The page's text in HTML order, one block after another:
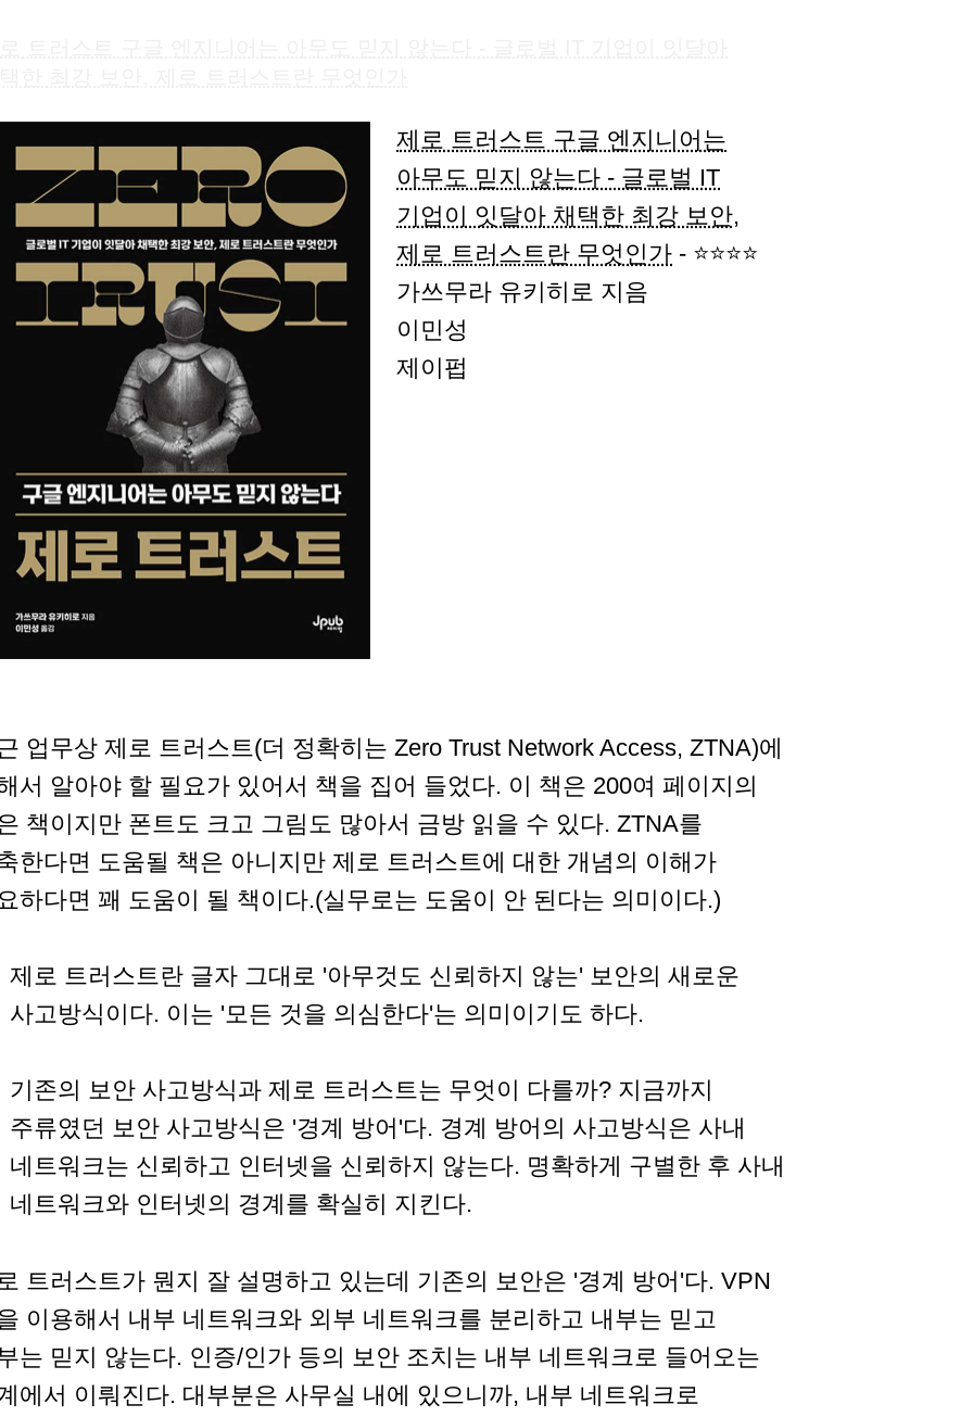
제로 트러스트 구글 엔지니어는
아무도 믿지 않는다 - 글로벌 IT
기업이 잇달아 채택한 최강 보안,
제로 트러스트란 무엇인가 - ⭐⭐⭐⭐
가쓰무라 유키히로 지음
이민성
제이펍
업무상 제로 트러스트(더 정확히는 Zero Trust Network Access, ZTNA)에
서 알아야 할 필요가 있어서 책을 집어 들었다. 이 책은 200여 페이지의
책이지만 폰트도 크고 그림도 많아서 금방 읽을 수 있다. ZTNA를
한다면 도움될 책은 아니지만 제로 트러스트에 대한 개념의 이해가
하다면 꽤 도움이 될 책이다.(실무로는 도움이 안 된다는 의미이다.)
제로 트러스트란 글자 그대로 '아무것도 신뢰하지 않는' 보안의 새로운
사고방식이다. 이는 '모든 것을 의심한다'는 의미이기도 하다.
기존의 보안 사고방식과 제로 트러스트는 무엇이 다를까? 지금까지
주류였던 보안 사고방식은 '경계 방어'다. 경계 방어의 사고방식은 사내
네트워크는 신뢰하고 인터넷을 신뢰하지 않는다. 명확하게 구별한 후 사내
네트워크와 인터넷의 경계를 확실히 지킨다.
트러스트가 뭔지 잘 설명하고 있는데 기존의 보안은 '경계 방어'다. VPN
이용해서 내부 네트워크와 외부 네트워크를 분리하고 내부는 믿고
는 믿지 않는다. 인증/인가 등의 보안 조치는 내부 네트워크로 들어오는
에서 이뤄진다. 대부분은 사무실 내에 있으니까, 내부 네트워크로